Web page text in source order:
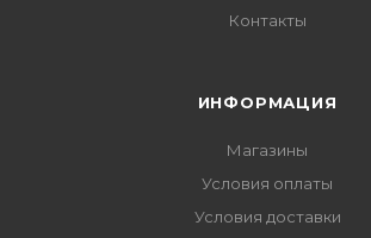
Контакты
ИНФОРМАЦИЯ
Магазины
Условия оплаты
Условия доставки